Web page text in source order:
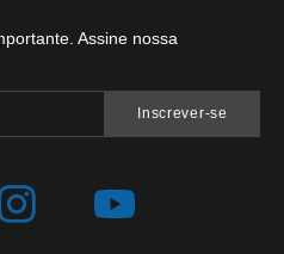
Assine nossa
Inscrever-se